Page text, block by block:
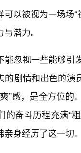
以被视为一场场
潜力。
能忽视一些能够
的剧情和出色的
”感，是全方位
的奋斗历程充满“
亲身经历了这一切